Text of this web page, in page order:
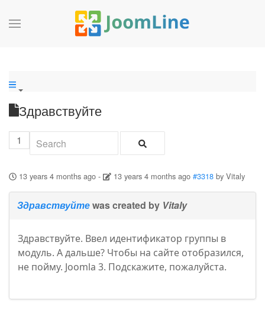
Здравствуйте
1
13 years 4 months ago- 13 years 4 months ago #3318 byVitaly
Здравствуйтеwas created by Vitaly
Здравствуйте. Ввел идентификатор группы в
модуль. А дальше? Чтобы на сайте отобразился,
не пойму. Joomla 3. Подскажите, пожалуйста.